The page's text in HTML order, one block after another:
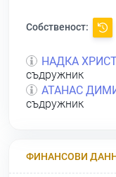
Собственост:
НАДКА
съдружник
АТАНАС
съдружник
ФИНАНСОВИ